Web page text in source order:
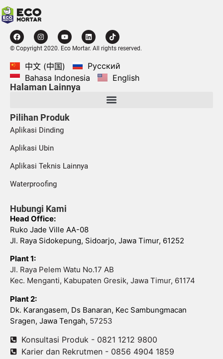
© Copyright 2020. Eco Mortar. All rights reserved.
中文 (中国)
Русский
Bahasa Indonesia
English
Halaman Lainnya
Pilihan Produk
Aplikasi Dinding
Aplikasi Ubin
Aplikasi Teknis Lainnya
Waterproofing
Hubungi Kami
Head Office:
Ruko Jade Ville AA-08
Jl. Raya Sidokepung, Sidoarjo, Jawa Timur, 61252
Plant 1:
Jl. Raya Pelem Watu No.17 AB
Kec. Menganti, Kabupaten Gresik, Jawa Timur, 61174
Plant 2:
Dk. Karangasem, Ds Banaran, Kec Sambungmacan
Sragen, Jawa Tengah, 57253
Konsultasi Produk - 0821 1212 9800
Karier dan Rekrutmen - 0856 4904 1859